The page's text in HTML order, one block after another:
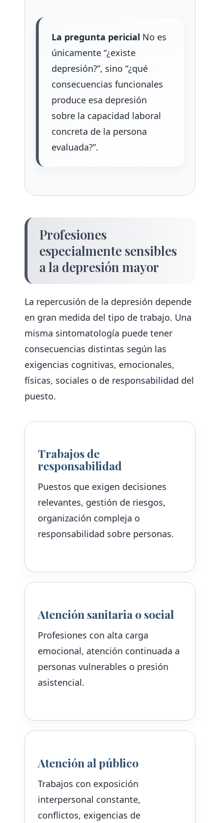
La pregunta pericial No es
únicamente “¿existe
depresión?”, sino “¿qué
consecuencias funcionales
produce esa depresión
sobre la capacidad laboral
concreta de la persona
evaluada?”.
Profesiones
especialmente sensibles
a la depresión mayor
La repercusión de la depresión depende
en gran medida del tipo de trabajo. Una
misma sintomatología puede tener
consecuencias distintas según las
exigencias cognitivas, emocionales,
físicas, sociales o de responsabilidad del
puesto.
Trabajos de
responsabilidad
Puestos que exigen decisiones
relevantes, gestión de riesgos,
organización compleja o
responsabilidad sobre personas.
Atención sanitaria o social
Profesiones con alta carga
emocional, atención continuada a
personas vulnerables o presión
asistencial.
Atención al público
Trabajos con exposición
interpersonal constante,
conflictos, exigencias de